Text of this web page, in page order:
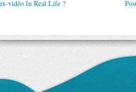
vidéo In Real Life ?